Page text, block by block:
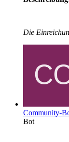
Die
Community-
Bot